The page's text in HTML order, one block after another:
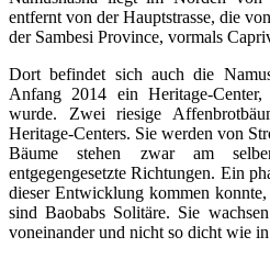
entfernt von der Hauptstrasse, die
der Sambesi Province, vormals
Dort befindet sich auch die
Anfang 2014 ein Heritage-
wurde. Zwei riesige
Heritage-Centers. Sie werden von
Bäume stehen zwar am
entgegengesetzte Richtungen. Ein
dieser Entwicklung kommen
sind Baobabs Solitäre. Sie
voneinander und nicht so dicht wie in